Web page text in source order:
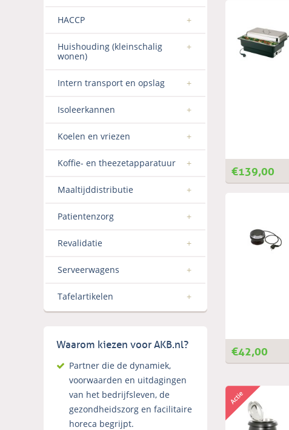
HACCP
Huishouding (kleinschalig
wonen)
Intern transport en opslag
Isoleerkannen
Koelen en vriezen
Koffie- en theezetapparatuur
Maaltijddistributie
Patientenzorg
Revalidatie
Serveerwagens
Tafelartikelen
Waarom kiezen voor AKB.nl?
Partner die de dynamiek,
voorwaarden en uitdagingen
van het bedrijfsleven, de
gezondheidszorg en facilitaire
horeca begrijpt.
€139,00
€42,00